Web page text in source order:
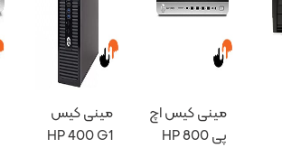
مینی کیس اچ
پی HP 800
مینی کیس
HP 400 G1